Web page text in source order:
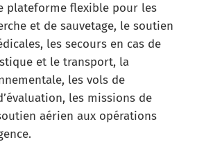
plateforme flexible pour les
et de sauvetage, le soutien
les secours en cas de
et le transport, la
les vols de
les missions de
aérien aux opérations